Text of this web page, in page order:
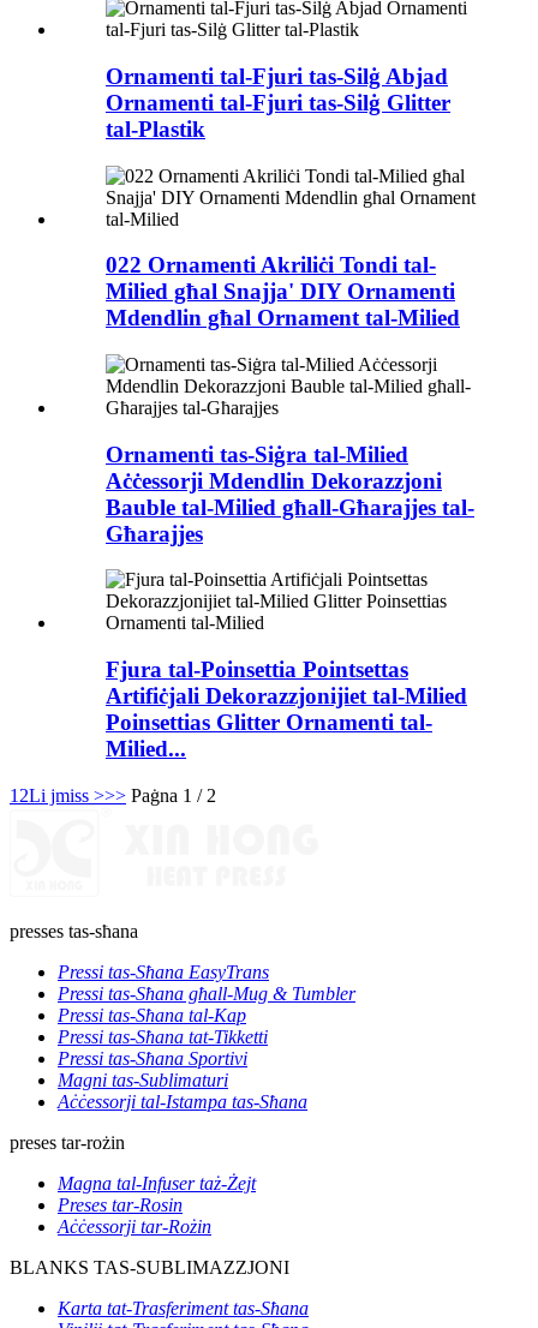
Ornamenti tal-Fjuri tas-Silġ Abjad
Ornamenti tal-Fjuri tas-Silġ Glitter
tal-Plastik
022 Ornamenti Akriliċi Tondi tal-
Milied għal Snajja' DIY Ornamenti
Mdendlin għal Ornament tal-Milied
Ornamenti tas-Siġra tal-Milied
Aċċessorji Mdendlin Dekorazzjoni
Bauble tal-Milied għall-Għarajjes tal-
Għarajjes
Fjura tal-Poinsettia Pointsettas
Artifiċjali Dekorazzjonijiet tal-Milied
Poinsettias Glitter Ornamenti tal-
Milied...
1 2Li jmiss >>> Paġna 1 / 2
presses tas-sħana
Pressi tas-Sħana EasyTrans
Pressi tas-Sħana għall-Mug & Tumbler
Pressi tas-Sħana tal-Kap
Pressi tas-Sħana tat-Tikketti
Pressi tas-Sħana Sportivi
Magni tas-Sublimaturi
Aċċessorji tal-Istampa tas-Sħana
preses tar-rożin
Magna tal-Infuser taż-Żejt
Preses tar-Rosin
Aċċessorji tar-Rożin
BLANKS TAS-SUBLIMAZZJONI
Karta tat-Trasferiment tas-Sħana